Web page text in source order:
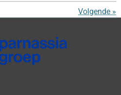
Volgende »